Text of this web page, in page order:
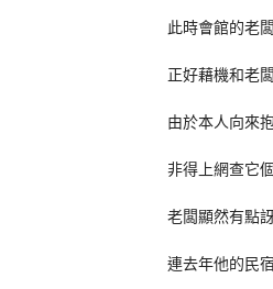
此時會館的老
正好藉機和老
由於本人向來
非得上網查它
老闆顯然有點
連去年他的民